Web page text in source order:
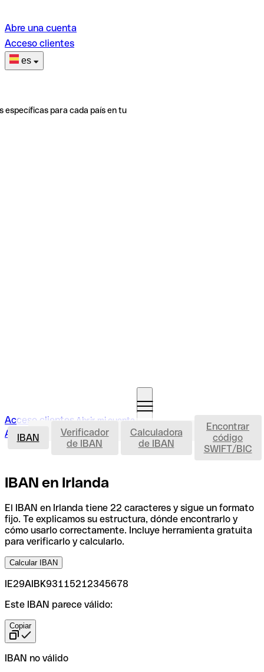
Abre una cuenta
Acceso clientes
es
específicas para cada país en tu
Acceso clientes Abrir mi cuenta
Abrir mi cuenta IBAN
IBAN
Verificador
de IBAN
Calculadora
de IBAN
Encontrar
código
SWIFT/BIC
IBAN en Irlanda
El IBAN en Irlanda tiene 22 caracteres y sigue un formato
fijo. Te explicamos su estructura, dónde encontrarlo y
cómo usarlo correctamente. Incluye herramienta gratuita
para verificarlo y calcularlo.
Calcular IBAN
IE29AIBK93115212345678
Este IBAN parece válido:
Copiar
IBAN no válido